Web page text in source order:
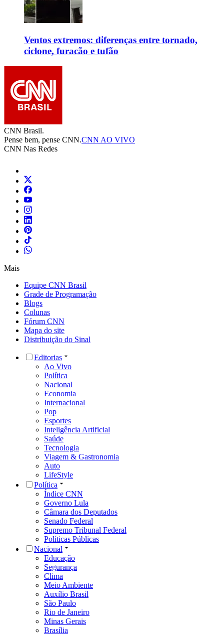
Ventos extremos: diferenças entre tornado,
ciclone, furacão e tufão
CNN Brasil.
Pense bem, pense CNN.CNN AO VIVO
CNN Nas Redes
Mais
Equipe CNN Brasil
Grade de Programação
Blogs
Colunas
Fórum CNN
Mapa do site
Distribuição do Sinal
Editorias
Ao Vivo
Política
Nacional
Economia
Internacional
Pop
Esportes
Inteligência Artificial
Saúde
Tecnologia
Viagem & Gastronomia
Auto
LifeStyle
Política
Índice CNN
Governo Lula
Câmara dos Deputados
Senado Federal
Supremo Tribunal Federal
Políticas Públicas
Nacional
Educação
Segurança
Clima
Meio Ambiente
Auxílio Brasil
São Paulo
Rio de Janeiro
Minas Gerais
Brasília